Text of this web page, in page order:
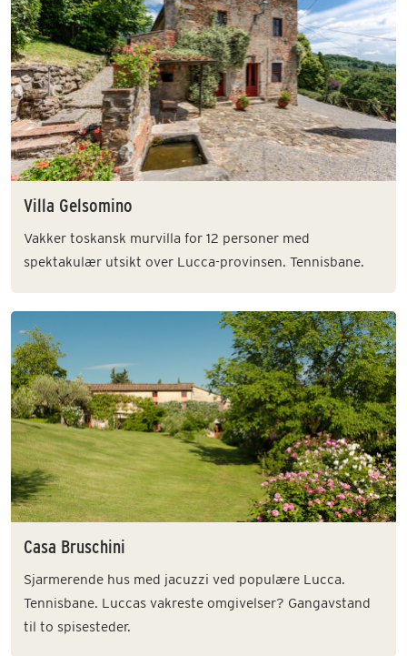
Villa Gelsomino
Vakker toskansk murvilla for 12 personer med
spektakulær utsikt over Lucca-provinsen. Tennisbane.
Casa Bruschini
Sjarmerende hus med jacuzzi ved populære Lucca.
Tennisbane. Luccas vakreste omgivelser? Gangavstand
til to spisesteder.